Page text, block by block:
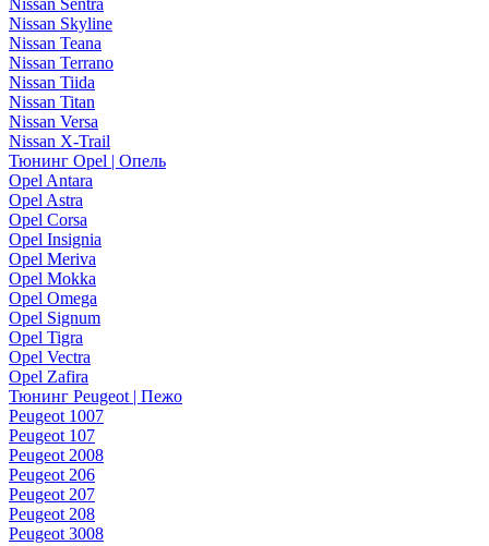
Nissan Sentra
Nissan Skyline
Nissan Teana
Nissan Terrano
Nissan Tiida
Nissan Titan
Nissan Versa
Nissan X-Trail
Тюнинг Opel | Опель
Opel Antara
Opel Astra
Opel Corsa
Opel Insignia
Opel Meriva
Opel Mokka
Opel Omega
Opel Signum
Opel Tigra
Opel Vectra
Opel Zafira
Тюнинг Peugeot | Пежо
Peugeot 1007
Peugeot 107
Peugeot 2008
Peugeot 206
Peugeot 207
Peugeot 208
Peugeot 3008